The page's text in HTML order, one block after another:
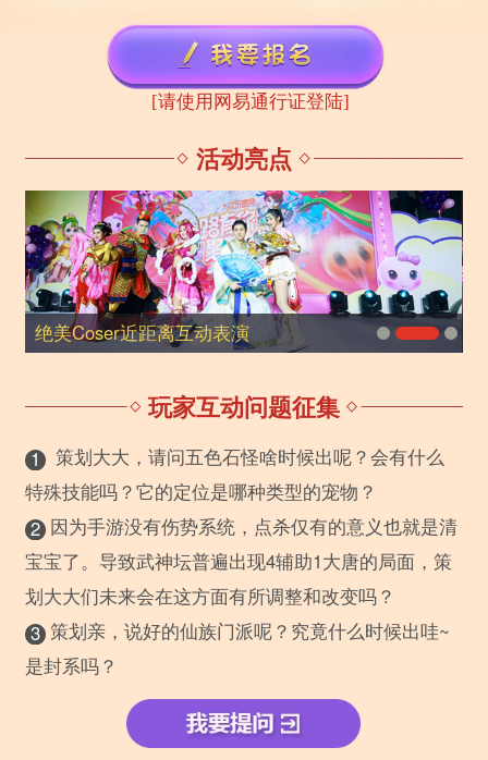
[请使用网易通行证登陆]
活动亮点
绝美Coser近距离互动表演
玩家互动问题征集
1 策划大大，请问五色石怪啥时候出呢？会有什么
特殊技能吗？它的定位是哪种类型的宠物？
2 因为手游没有伤势系统，点杀仅有的意义也就是清
宝宝了。导致武神坛普遍出现4辅助1大唐的局面，策
划大大们未来会在这方面有所调整和改变吗？
3 策划亲，说好的仙族门派呢？究竟什么时候出哇~
是封系吗？